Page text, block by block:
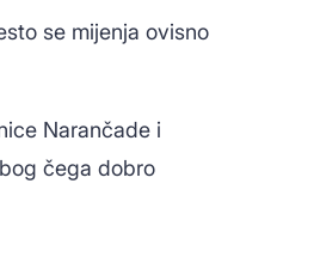
se mijenja ovisno
Narančade i
čega dobro